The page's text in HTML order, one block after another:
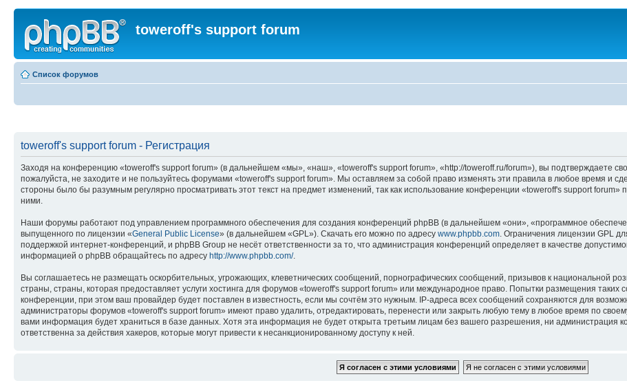
toweroff's support forum
Список форумов
toweroff's support forum - Регистрация
Заходя на конференцию «toweroff's support forum» (в дальнейшем «мы», «наш», «toweroff's support forum», «http://toweroff.ru/forum»), вы подтверждаете
пожалуйста, не заходите и не пользуйтесь форумами «toweroff's support forum». Мы оставляем за собой право изменять эти правила в любое время и
стороны было бы разумным регулярно просматривать этот текст на предмет изменений, так как использование конференции «toweroff's support forum»
ними.
Наши форумы работают под управлением программного обеспечения для создания конференций phpBB (в дальнейшем «они», «программное
выпущенного по лицензии «General Public License» (в дальнейшем «GPL»). Скачать его можно по адресу www.phpbb.com . Ограничения лицензии GPL
поддержкой интернет-конференций, и phpBB Group не несёт ответственности за то, что администрация конференций определяет в качестве
информацией о phpBB обращайтесь по адресу http://www.phpbb.com/.
Вы соглашаетесь не размещать оскорбительных, угрожающих, клеветнических сообщений, порнографических сообщений, призывов к национальной
страны, страны, которая предоставляет услуги хостинга для форумов «toweroff's support forum» или международное право. Попытки размещения
конференции, при этом ваш провайдер будет поставлен в известность, если мы сочтём это нужным. IP-адреса всех сообщений сохраняются для
администраторы форумов «toweroff's support forum» имеют право удалить, отредактировать, перенести или закрыть любую тему в любое время по
вами информация будет храниться в базе данных. Хотя эта информация не будет открыта третьим лицам без вашего разрешения, ни администрация
ответственна за действия хакеров, которые могут привести к несанкционированному доступу к ней.